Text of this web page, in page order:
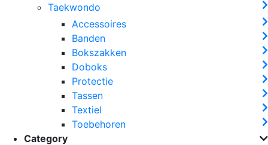
Taekwondo
Accessoires
Banden
Bokszakken
Doboks
Protectie
Tassen
Textiel
Toebehoren
Category